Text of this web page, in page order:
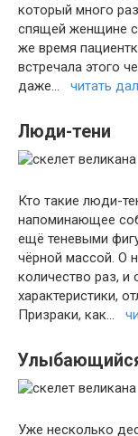
который много
спящей женщине
же время
встречала этого
даже… читать
Люди-тени
Кто такие люди-
напоминающее
ещё теневыми
чёрной массой. О
количество раз,
характеристики,
Призраки, как…
Уже несколько